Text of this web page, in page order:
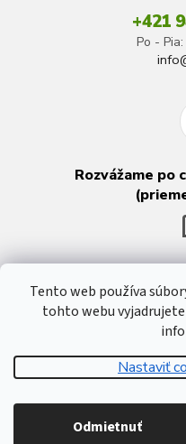
Tento web používa
tohto webu vyjadrujete
Nastaviť
Odmietnuť
+421
Po -
Rozvážame po
Copyright 2026Atreon -